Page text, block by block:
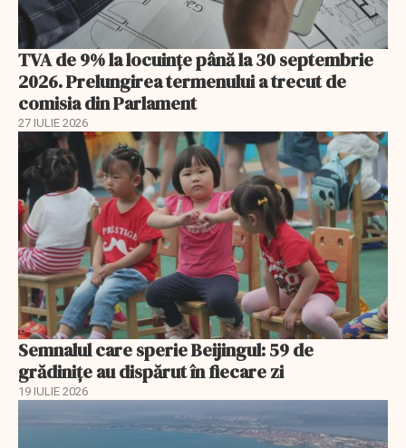
TVA de 9% la locuințe până la 30 septembrie
2026. Prelungirea termenului a trecut de
comisia din Parlament
27 IULIE 2026
Semnalul care sperie Beijingul: 59 de
grădinițe au dispărut în fiecare zi
19 IULIE 2026